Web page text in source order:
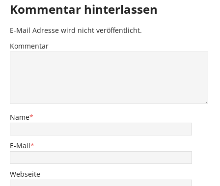
Kommentar hinterlassen
E-Mail Adresse wird nicht veröffentlicht.
Kommentar
Name*
E-Mail*
Webseite